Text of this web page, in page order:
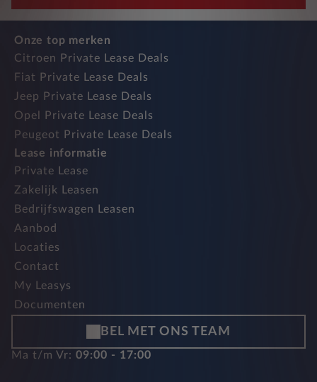
Onze top merken
Citroen Private Lease Deals
Fiat Private Lease Deals
Jeep Private Lease Deals
Opel Private Lease Deals
Peugeot Private Lease Deals
Lease informatie
Private Lease
Zakelijk Leasen
Bedrijfswagen Leasen
Aanbod
Locaties
Contact
My Leasys
Documenten
BEL MET ONS TEAM
Ma t/m Vr: 09:00 - 17:00